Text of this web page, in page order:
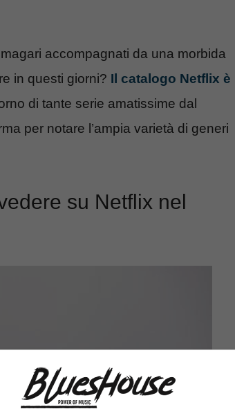
magari accompagnati da una morbida
in questi giorni? Il catalogo Netflix è
di tante serie amatissime dal
per notare l’ampia varietà di generi
su Netflix nel